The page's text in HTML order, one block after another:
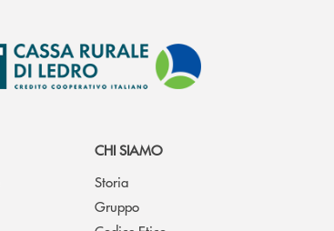
CHI SIAMO
Storia
Gruppo